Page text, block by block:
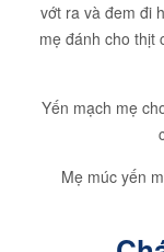
vớt ra và đem đi
mẹ đánh cho thịt
Yến mạch mẹ
Mẹ múc yến